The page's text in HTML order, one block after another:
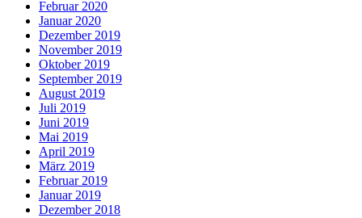
Februar 2020
Januar 2020
Dezember 2019
November 2019
Oktober 2019
September 2019
August 2019
Juli 2019
Juni 2019
Mai 2019
April 2019
März 2019
Februar 2019
Januar 2019
Dezember 2018